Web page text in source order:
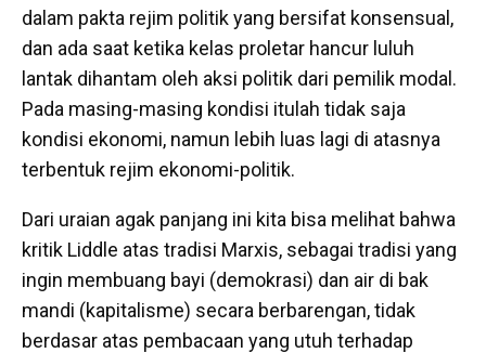
dalam pakta rejim politik yang bersifat konsensual,
dan ada saat ketika kelas proletar hancur luluh
lantak dihantam oleh aksi politik dari pemilik modal.
Pada masing-masing kondisi itulah tidak saja
kondisi ekonomi, namun lebih luas lagi di atasnya
terbentuk rejim ekonomi-politik.
Dari uraian agak panjang ini kita bisa melihat bahwa
kritik Liddle atas tradisi Marxis, sebagai tradisi yang
ingin membuang bayi (demokrasi) dan air di bak
mandi (kapitalisme) secara berbarengan, tidak
berdasar atas pembacaan yang utuh terhadap